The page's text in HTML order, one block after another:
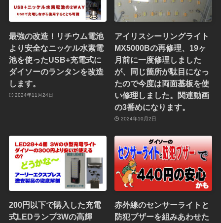
最強の改造！リチウム電池
より安全なニッケル水素電
池を使ったUSB+充電式に
ダイソーのランタンを改造
します。
2024年11月24日
アイリスシーリングライト
MX5000Bの再修理、19ヶ
月前に一度修理しました
が、同じ箇所が駄目になっ
たので今度は両面基板を使
い修理しました。関連動画
の3番めになります。
2024年10月2日
200円以下で購入した充電
式LEDランプ3Wの高輝
赤外線のセンサーライトと
防犯ブザーを組みあわせた